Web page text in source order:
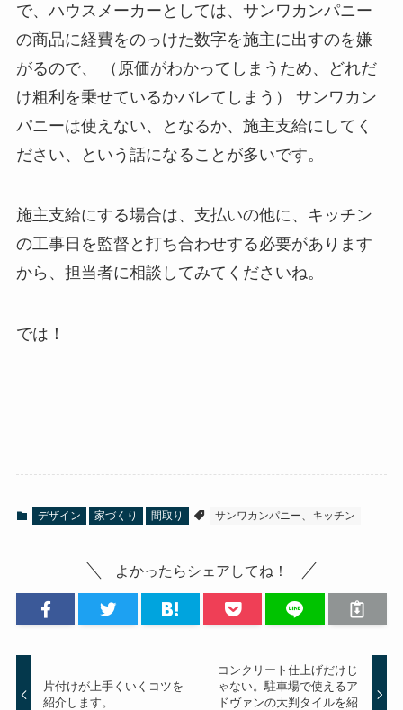
で、ハウスメーカーとしては、サンワカンパニー
の商品に経費をのっけた数字を施主に出すのを嫌
がるので、 （原価がわかってしまうため、どれだ
け粗利を乗せているかバレてしまう） サンワカン
パニーは使えない、となるか、施主支給にしてく
ださい、という話になることが多いです。
施主支給にする場合は、支払いの他に、キッチン
の工事日を監督と打ち合わせする必要があります
から、担当者に相談してみてくださいね。
では！
デザイン 家づくり 間取り サンワカンパニー、キッチン
よかったらシェアしてね！
片付けが上手くいくコツを
紹介します。
コンクリート仕上げだけじ
ゃない。駐車場で使えるア
ドヴァンの大判タイルを紹